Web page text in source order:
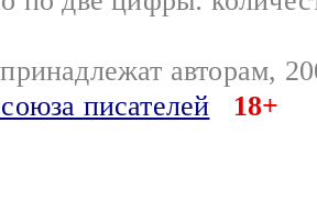
авторам,
писателей
18+